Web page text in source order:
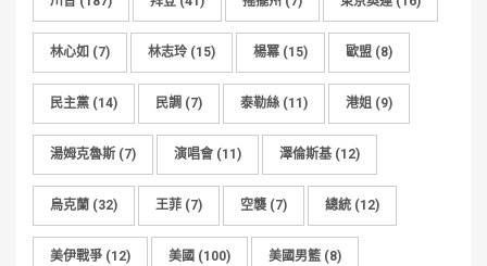
林心如 (7) 林志玲 (15) 楊冪 (15) 歐盟 (8)
民主黨 (14) 民調 (7) 泰勒絲 (11) 港姐 (9)
湯姆克魯斯 (7) 演唱會 (11) 澤倫斯基 (12)
烏克蘭 (32) 王菲 (7) 空襲 (7) 總統 (12)
美伊戰爭 (12) 美國 (100) 美國男籃 (8)